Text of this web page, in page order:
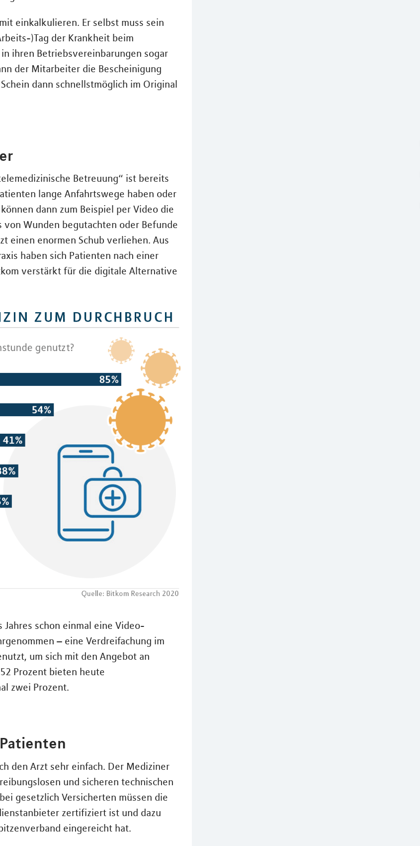
einkalkulieren. Er selbst muss sein
)Tag der Krankheit beim
ihren Betriebsvereinbarungen sogar
der Mitarbeiter die Bescheinigung
dann schnellstmöglich im Original
Betreuung“ ist bereits
lange Anfahrtswege haben oder
dann zum Beispiel per Video die
Wunden begutachten oder Befunde
einen enormen Schub verliehen. Aus
haben sich Patienten nach einer
verstärkt für die digitale Alternative
schon einmal eine Video-
– eine Verdreifachung im
um sich mit den Angebot an
Prozent bieten heute
zwei Prozent.
den Arzt sehr einfach. Der Mediziner
und sicheren technischen
gesetzlich Versicherten müssen die
zertifiziert ist und dazu
eingereicht hat.